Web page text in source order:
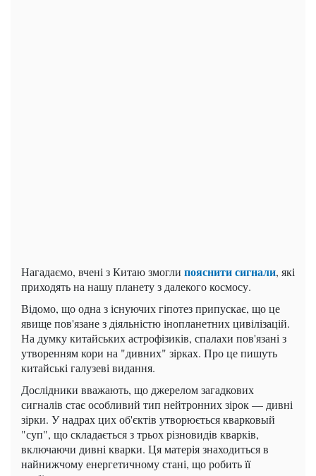
Нагадаємо, вчені з Китаю змогли пояснити сигнали, які
приходять на нашу планету з далекого космосу.
Відомо, що одна з існуючих гіпотез припускає, що це
явище пов'язане з діяльністю інопланетних цивілізацій.
На думку китайських астрофізиків, спалахи пов'язані з
утворенням кори на "дивних" зірках. Про це пишуть
китайські галузеві видання.
Дослідники вважають, що джерелом загадкових
сигналів стає особливий тип нейтронних зірок — дивні
зірки. У надрах цих об'єктів утворюється кварковый
"суп", що складається з трьох різновидів кварків,
включаючи дивні кварки. Ця матерія знаходиться в
найнижчому енергетичному стані, що робить її